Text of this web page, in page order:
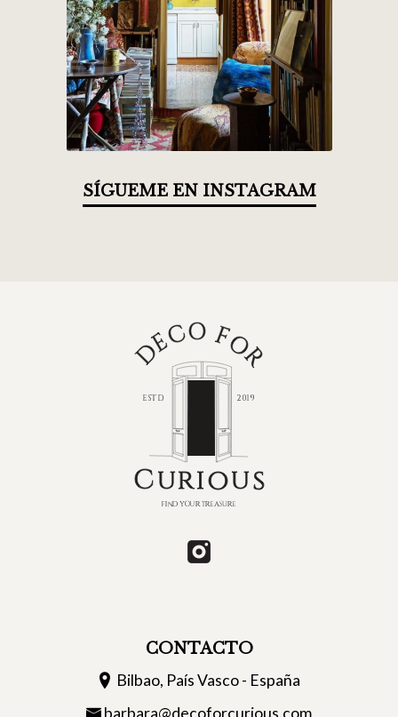
SÍGUEME EN INSTAGRAM
CONTACTO
Bilbao, País Vasco - España
barbara@decoforcurious.com